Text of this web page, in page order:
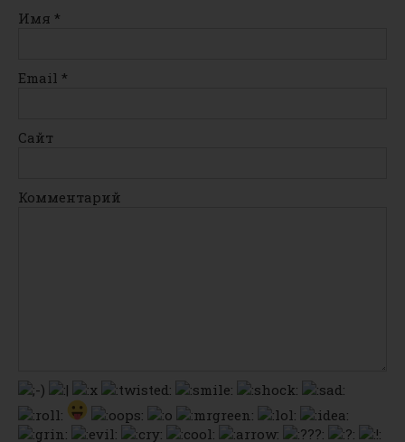
Имя *
Email *
Сайт
Комментарий